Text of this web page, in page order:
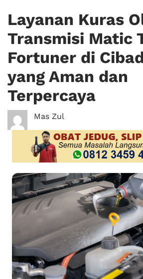
Layanan Kuras
Transmisi Matic
Fortuner di
yang Aman dan
Terpercaya
Mas Zul